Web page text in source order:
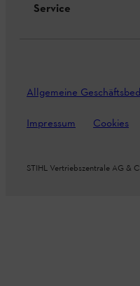
Service
Allgemeine
Impressum Cookies
STIHL Vertriebszentrale AG &